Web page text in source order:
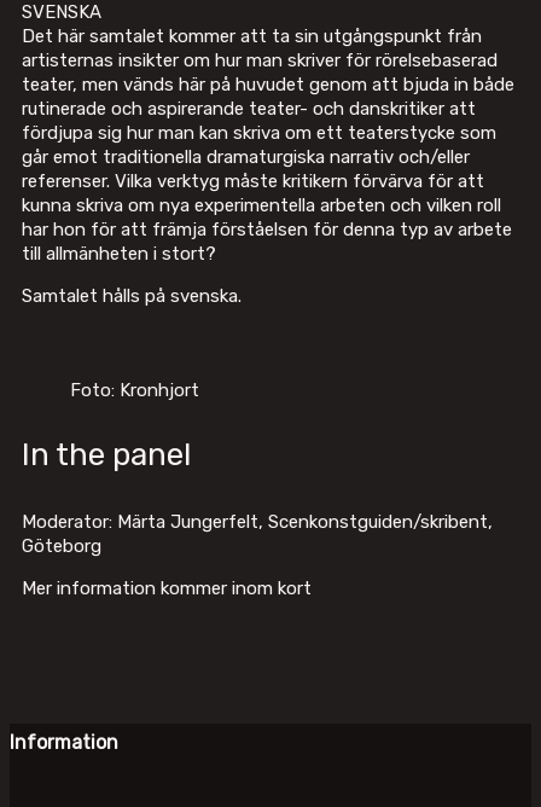
SVENSKA
Det här samtalet kommer att ta sin utgångspunkt från
artisternas insikter om hur man skriver för rörelsebaserad
teater, men vänds här på huvudet genom att bjuda in både
rutinerade och aspirerande teater- och danskritiker att
fördjupa sig hur man kan skriva om ett teaterstycke som
går emot traditionella dramaturgiska narrativ och/eller
referenser. Vilka verktyg måste kritikern förvärva för att
kunna skriva om nya experimentella arbeten och vilken roll
har hon för att främja förståelsen för denna typ av arbete
till allmänheten i stort?
Samtalet hålls på svenska.
Foto: Kronhjort
In the panel
Moderator: Märta Jungerfelt, Scenkonstguiden/skribent,
Göteborg
Mer information kommer inom kort
Information